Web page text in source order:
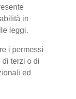
in
leggi.
i permessi
terzi o di
ed